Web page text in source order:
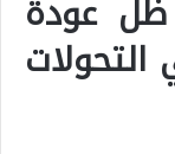
عودة